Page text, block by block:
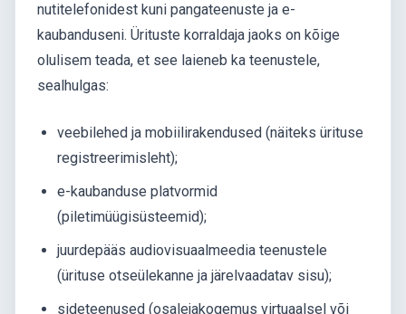
nutitelefonidest kuni pangateenuste ja e-
kaubanduseni. Ürituste korraldaja jaoks on kõige
olulisem teada, et see laieneb ka teenustele,
sealhulgas:
veebilehed ja mobiilirakendused (näiteks ürituse
registreerimisleht);
e-kaubanduse platvormid
(piletimüügisüsteemid);
juurdepääs audiovisuaalmeedia teenustele
(ürituse otseülekanne ja järelvaadatav sisu);
sideteenused (osalejakogemus virtuaalsel või